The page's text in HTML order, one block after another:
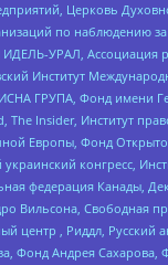
Церковь
по наблюдению
УРАЛ, Ассоциация
Институт
ГРУПА, Фонд имени
The Insider, Институт
Европы, Фонд
конгресс,
федерация Канады,
Вильсона, Свободная
центр , Риддл, Русский
Фонд Андрея Сахарова,